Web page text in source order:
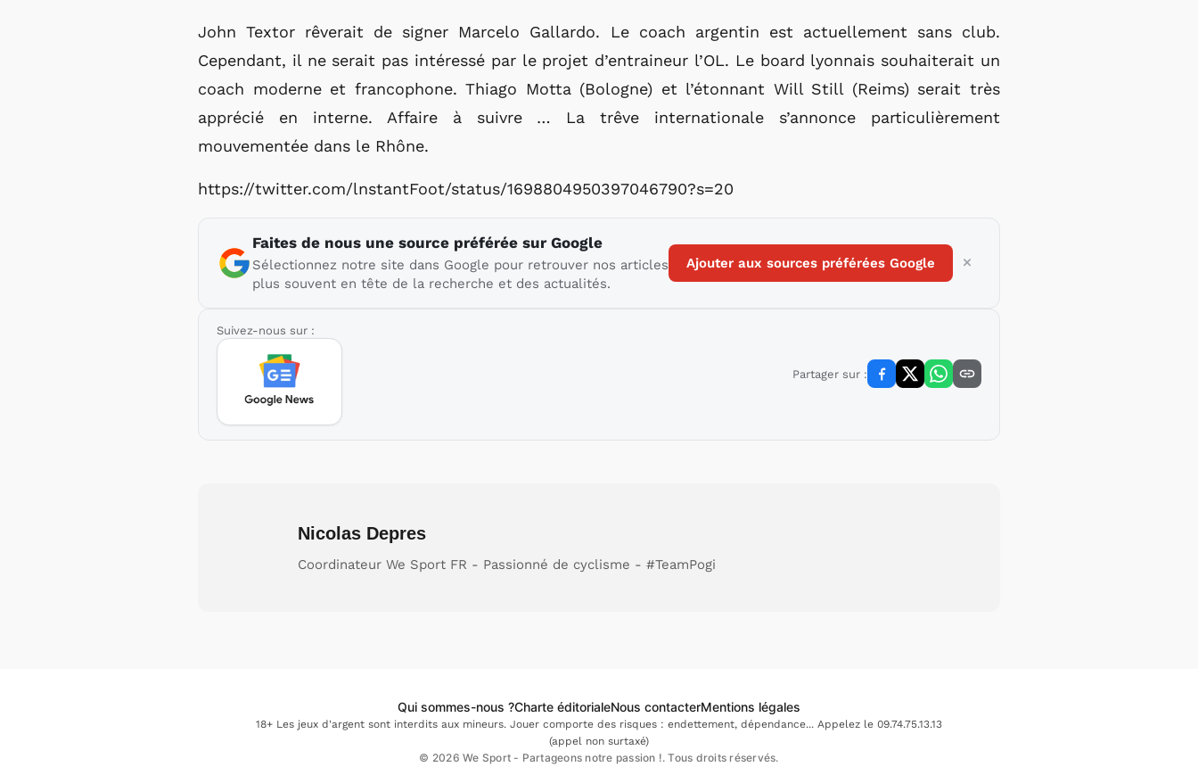
John Textor rêverait de signer Marcelo Gallardo. Le coach argentin est actuellement sans club.
Cependant, il ne serait pas intéressé par le projet d’entraineur l’OL. Le board lyonnais souhaiterait un
coach moderne et francophone. Thiago Motta (Bologne) et l’étonnant Will Still (Reims) serait très
apprécié en interne. Affaire à suivre … La trêve internationale s’annonce particulièrement
mouvementée dans le Rhône.
https://twitter.com/lnstantFoot/status/1698804950397046790?s=20
Faites de nous une source préférée sur Google
Sélectionnez notre site dans Google pour retrouver nos articles
plus souvent en tête de la recherche et des actualités.
Ajouter aux sources préférées Google
Suivez-nous sur :
Partager sur :
Nicolas Depres
Coordinateur We Sport FR - Passionné de cyclisme - #TeamPogi
Qui sommes-nous ?Charte éditorialeNous contacterMentions légales
18+ Les jeux d'argent sont interdits aux mineurs. Jouer comporte des risques : endettement, dépendance... Appelez le 09.74.75.13.13
(appel non surtaxé)
© 2026 We Sport - Partageons notre passion !. Tous droits réservés.